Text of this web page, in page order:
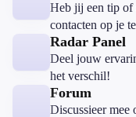
Heb jij een tip of
contacten op je
Radar Panel
Deel jouw
het verschil!
Forum
Discussieer